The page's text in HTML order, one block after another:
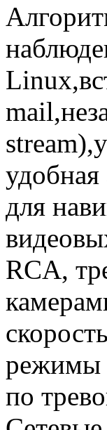
для
RCA,
режимы
по